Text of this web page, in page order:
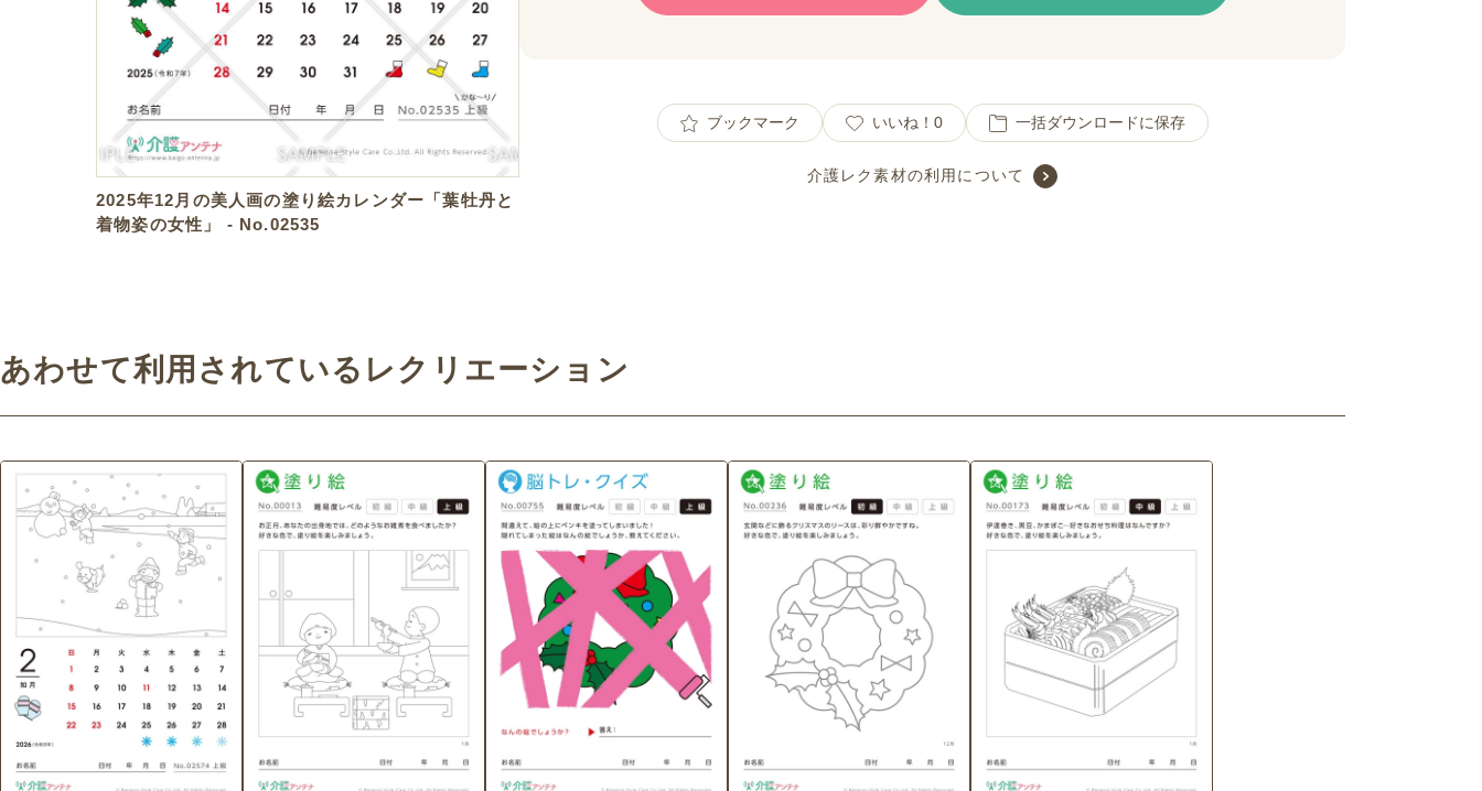
2025年12月の美人画の塗り絵カレンダー「葉牡丹と
着物姿の女性」 - No.02535
ブックマーク いいね！ 0 一括ダウンロードに保存
介護レク素材の利用について
あわせて利用されているレクリエーション